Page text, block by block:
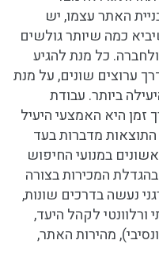
האתר עצמו, יש
כמה שיותר גולשים
כל מנת להגיע
ערוצים שונים, על מנת
ביותר. עבודת
זמן היא האמצעי היעיל
מדברות בעד
במנועי החיפוש
המכירות בצורה
נעשה בדרכים שונות,
ורלוונטי לקהל היעד,
מהירות האתר,